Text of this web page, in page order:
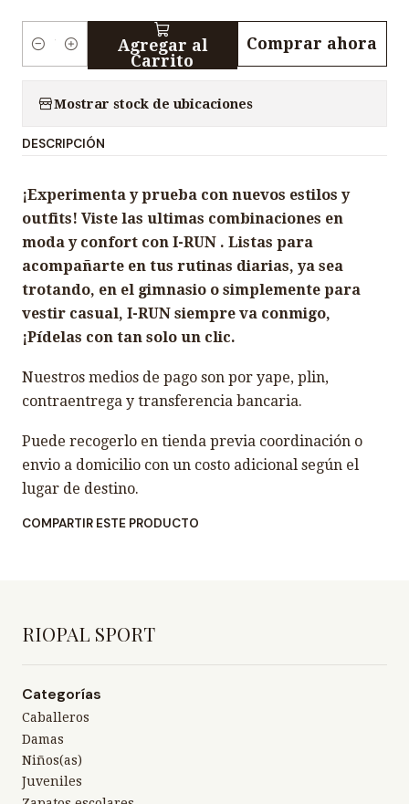
i
a
d
Agregar al
Carrito
Comprar ahora
Mostrar stock de ubicaciones
DESCRIPCIÓN
¡Experimenta y prueba con nuevos estilos y
outfits! Viste las ultimas combinaciones en
moda y confort con I-RUN . Listas para
acompañarte en tus rutinas diarias, ya sea
trotando, en el gimnasio o simplemente para
vestir casual, I-RUN siempre va conmigo,
¡Pídelas con tan solo un clic.
Nuestros medios de pago son por yape, plin,
contraentrega y transferencia bancaria.
Puede recogerlo en tienda previa coordinación o
envio a domicilio con un costo adicional según el
lugar de destino.
COMPARTIR ESTE PRODUCTO
RIOPAL SPORT
Categorías
Caballeros
Damas
Niños(as)
Juveniles